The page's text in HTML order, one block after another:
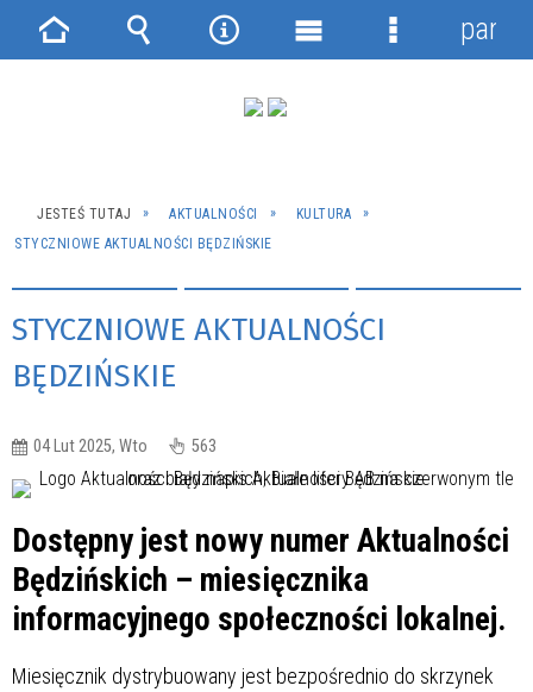
JESTEŚ TUTAJ AKTUALNOŚCI
KULTURA
STYCZNIOWE AKTUALNOŚCI BĘDZIŃSKIE
STYCZNIOWE AKTUALNOŚCI
BĘDZIŃSKIE
04 Lut 2025, Wto 563
Dostępny jest nowy numer Aktualności
Będzińskich – miesięcznika
informacyjnego społeczności lokalnej.
Miesięcznik dystrybuowany jest bezpośrednio do skrzynek
Strona Wyszukiwarka
NarzędziaMenu
Menu
panel